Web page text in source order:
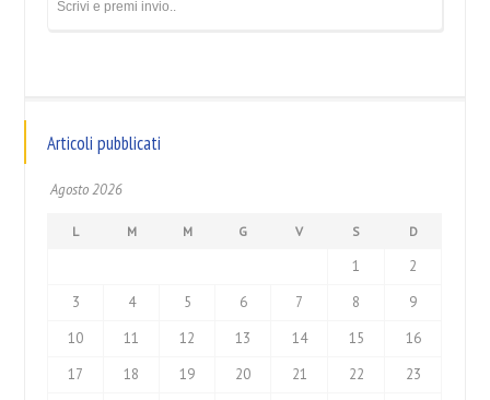
Articoli pubblicati
Agosto 2026
L M M G V S D
1
2
3
4 5 6 7 8
9
10
11 12 13 14 15
16
17
18 19 20 21 22
23